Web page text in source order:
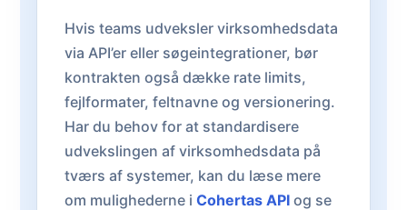
Hvis teams udveksler virksomhedsdata
via API’er eller søgeintegrationer, bør
kontrakten også dække rate limits,
fejlformater, feltnavne og versionering.
Har du behov for at standardisere
udvekslingen af virksomhedsdata på
tværs af systemer, kan du læse mere
om mulighederne i Cohertas API og se